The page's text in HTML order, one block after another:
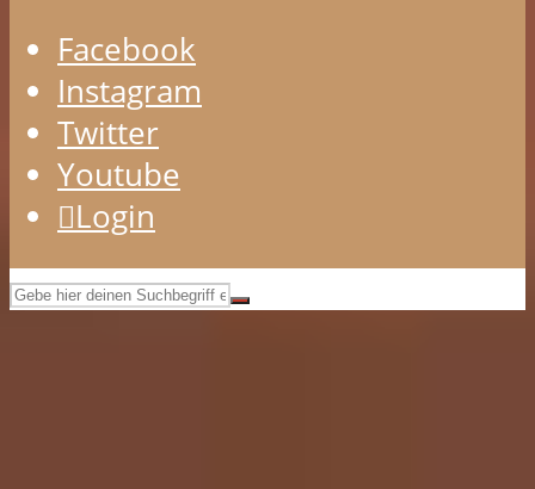
Facebook
Instagram
Twitter
Youtube
Login